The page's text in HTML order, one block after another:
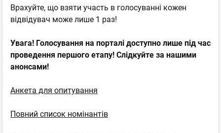
Врахуйте, що взяти участь в голосуванні кожен
відвідувач може лише 1 раз!
Увага! Голосування на порталі доступно лише під час
проведення першого етапу! Слідкуйте за нашими
анонсами!
Анкета для опитування
Повний список номінантів